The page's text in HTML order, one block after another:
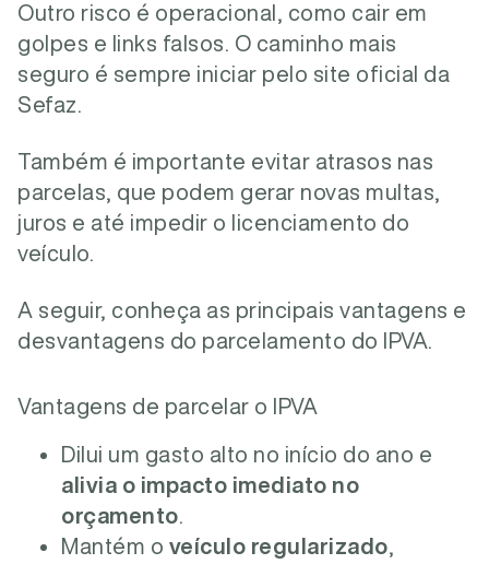
Outro risco é operacional, como cair em
golpes e links falsos. O caminho mais
seguro é sempre iniciar pelo site oficial da
Sefaz.
Também é importante evitar atrasos nas
parcelas, que podem gerar novas multas,
juros e até impedir o licenciamento do
veículo.
A seguir, conheça as principais vantagens e
desvantagens do parcelamento do IPVA.
Vantagens de parcelar o IPVA
Dilui um gasto alto no início do ano e
alivia o impacto imediato no
orçamento
Mantém o veículo regularizado